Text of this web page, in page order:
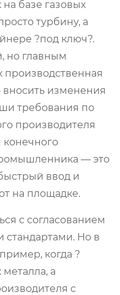
базе газовых
турбину, а
?под ключ?.
но главным
производственная
изменения
требования по
производителя
конечного
— это
ввод и
на площадке.
с согласованием
Но в
когда ?
а
с